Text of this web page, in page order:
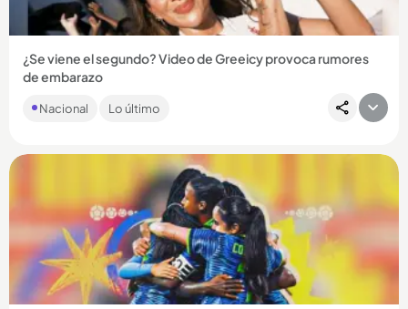
¿Se viene el segundo? Video de Greeicy provoca rumores
de embarazo
La grabación publicada por Mike Bahia provocó gran furor
entre los fanáticos de la pareja, que creen que Kai tendrá un
Nacional Lo último
Compartir Noticia